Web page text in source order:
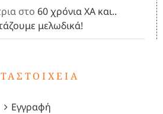
στο 60 χρόνια ΧΑ και..
μελωδικά!
Εγγραφή